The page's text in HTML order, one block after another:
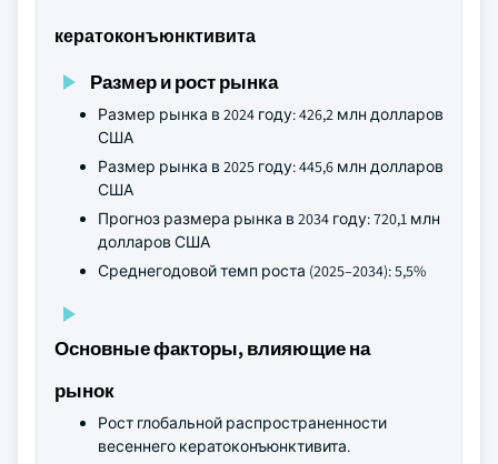
кератоконъюнктивита
Размер и рост рынка
Размер рынка в 2024 году: 426,2 млн долларов
США
Размер рынка в 2025 году: 445,6 млн долларов
США
Прогноз размера рынка в 2034 году: 720,1 млн
долларов США
Среднегодовой темп роста (2025–2034): 5,5%
Основные факторы, влияющие на
рынок
Рост глобальной распространенности
весеннего кератоконъюнктивита.